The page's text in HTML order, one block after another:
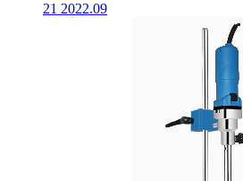
21 2022.09